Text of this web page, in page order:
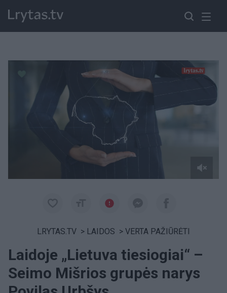
LRYTAS.TV > LAIDOS > VERTA PAŽIŪRĖTI
Laidoje „Lietuva tiesiogiai“ –
Seimo Mišrios grupės narys